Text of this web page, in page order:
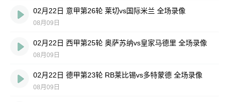
02月22日 意甲第26轮 莱切vs国际米兰 全场录像
08月09日
02月22日 西甲第25轮 奥萨苏纳vs皇家马德里 全场录像
08月09日
02月22日 德甲第23轮 RB莱比锡vs多特蒙德 全场录像
08月09日